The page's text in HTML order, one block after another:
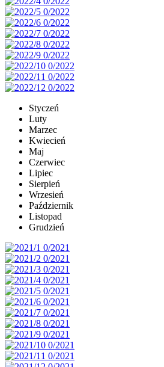
Styczeń
Luty
Marzec
Kwiecień
Maj
Czerwiec
Lipiec
Sierpień
Wrzesień
Październik
Listopad
Grudzień